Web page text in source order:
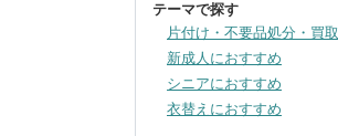
テーマで探す
片付け・不要品処分・買取
新成人におすすめ
シニアにおすすめ
衣替えにおすすめ